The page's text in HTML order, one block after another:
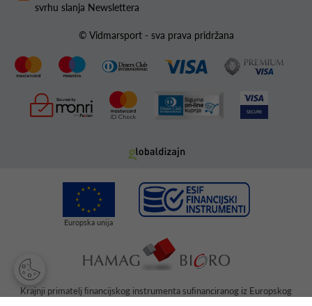
svrhu slanja Newslettera
© Vidmarsport - sva prava pridržana
Krajnji primatelj ﬁnancijskog instrumenta suﬁnanciranog iz Europskog